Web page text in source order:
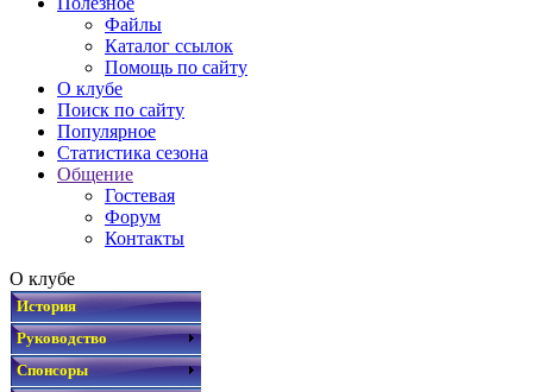
Файлы
Каталог ссылок
Помощь по сайту
О клубе
Поиск по сайту
Популярное
Статистика сезона
Общение
Гостевая
Форум
Контакты
О клубе
История
Руководство
Спонсоры